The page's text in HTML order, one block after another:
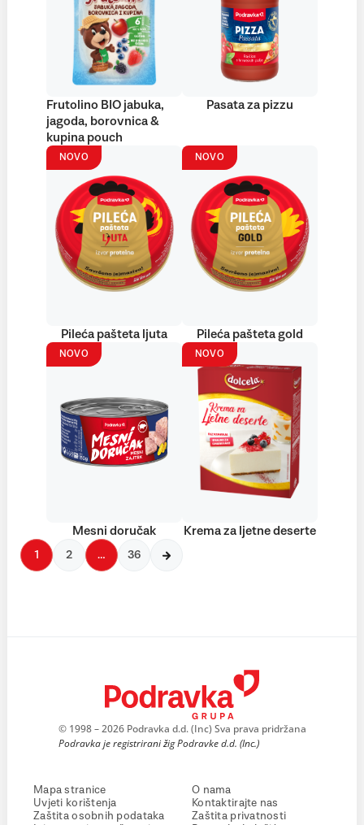
Frutolino BIO jabuka,
jagoda, borovnica &
kupina pouch
Pasata za pizzu
NOVO
Pileća pašteta ljuta
NOVO
Pileća pašteta gold
NOVO
Mesni doručak
NOVO
Krema za ljetne deserte
1 2 … 36
© 1998 – 2026 Podravka d.d. (Inc) Sva prava pridržana
Podravka je registrirani žig Podravke d.d. (Inc.)
Mapa stranice
Uvjeti korištenja
Zaštita osobnih podataka
O nama
Kontaktirajte nas
Zaštita privatnosti